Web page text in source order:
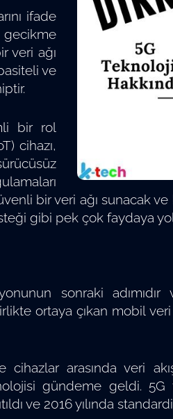
ifade
gecikme
veri ağı
ve
bir rol
cihazı,
bir veri ağı sunacak
gibi pek çok faydaya yol
sonraki
ortaya çıkan mobil
arasında veri
gündeme geldi. 5G
ve 2016 yılında